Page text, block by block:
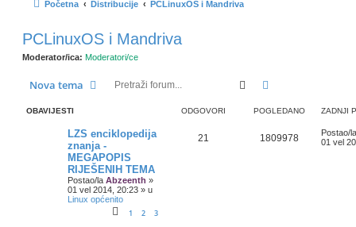
Početna Distribucije PCLinuxOS i Mandriva
PCLinuxOS i Mandriva
Moderator/ica: Moderatori/ce
Nova tema Pretražnik
OBAVIJESTI ODGOVORI POGLEDANO ZADNJI
LZS enciklopedija
znanja -
MEGAPOPIS
RIJEŠENIH TEMA
Postao/la Abzeenth »
01 vel 2014, 20:23 » u
Linux općenito
1 2 3
21 1809978
Postao/
01 vel